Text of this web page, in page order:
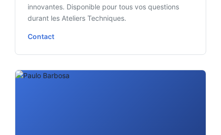
innovantes. Disponible pour tous vos questions
durant les Ateliers Techniques.
Contact